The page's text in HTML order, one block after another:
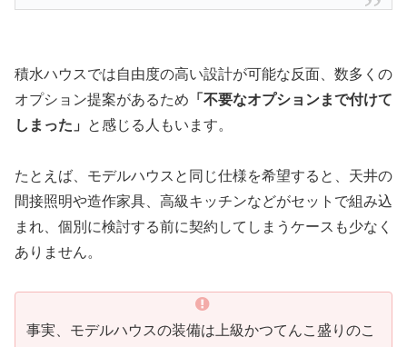
積水ハウスでは自由度の高い設計が可能な反面、数多くの
オプション提案があるため 「不要なオプションまで付けて
しまった」
と感じる人もいます。
たとえば、モデルハウスと同じ仕様を希望すると、天井の
間接照明や造作家具、高級キッチンなどがセットで組み込
まれ、個別に検討する前に契約してしまうケースも少なく
ありません。
事実、モデルハウスの装備は上級かつてんこ盛りのこ